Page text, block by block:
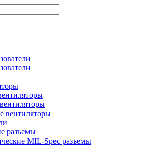
вентиляторы
разъемы
MIL-Spec разъемы